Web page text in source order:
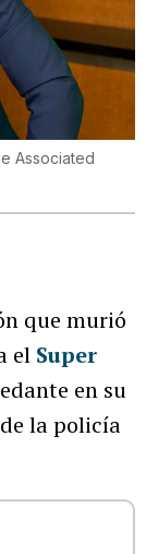
Associated
que murió
el Super
en su
la policía